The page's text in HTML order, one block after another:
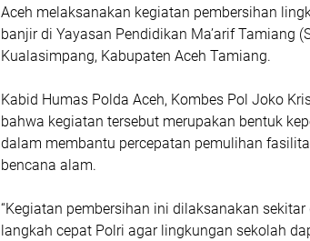
Aceh melaksanakan kegiatan pembersihan
banjir di Yayasan Pendidikan Ma’arif Tamiang
Kualasimpang, Kabupaten Aceh Tamiang.
Kabid Humas Polda Aceh, Kombes Pol Joko
bahwa kegiatan tersebut merupakan bentuk
dalam membantu percepatan pemulihan
bencana alam.
“Kegiatan pembersihan ini dilaksanakan
langkah cepat Polri agar lingkungan sekolah